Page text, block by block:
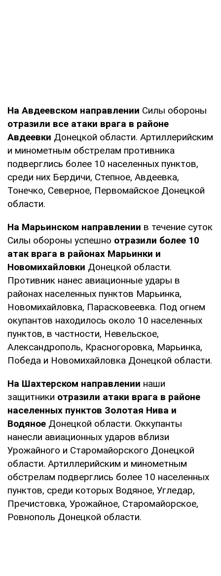
На Авдеевском направлении Силы обороны
отразили все атаки врага в районе
Авдеевки Донецкой области. Артиллерийским
и минометным обстрелам противника
подверглись более 10 населенных пунктов,
среди них Бердичи, Степное, Авдеевка,
Тонечко, Северное, Первомайское Донецкой
области.
На Марьинском направлении в течение суток
Силы обороны успешно отразили более 10
атак врага в районах Марьинки и
Новомихайловки Донецкой области.
Противник нанес авиационные удары в
районах населенных пунктов Марьинка,
Новомихайловка, Парасковеевка. Под огнем
окупантов находилось около 10 населенных
пунктов, в частности, Невельское,
Александрополь, Красногоровка, Марьинка,
Победа и Новомихайловка Донецкой области.
На Шахтерском направлении наши
защитники отразили атаки врага в районе
населенных пунктов Золотая Нива и
Водяное Донецкой области. Оккупанты
нанесли авиационных ударов вблизи
Урожайного и Старомайорского Донецкой
области. Артиллерийским и минометным
обстрелам подверглись более 10 населенных
пунктов, среди которых Водяное, Угледар,
Пречистовка, Урожайное, Старомайорское,
Ровнополь Донецкой области.